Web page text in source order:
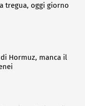
tregua, oggi giorno
Hormuz, manca il